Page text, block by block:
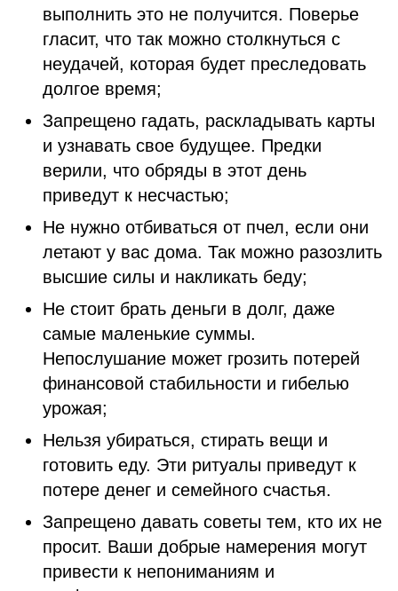
выполнить это не получится. Поверье
гласит, что так можно столкнуться с
неудачей, которая будет преследовать
долгое время;
Запрещено гадать, раскладывать карты
и узнавать свое будущее. Предки
верили, что обряды в этот день
приведут к несчастью;
Не нужно отбиваться от пчел, если они
летают у вас дома. Так можно разозлить
высшие силы и накликать беду;
Не стоит брать деньги в долг, даже
самые маленькие суммы.
Непослушание может грозить потерей
финансовой стабильности и гибелью
урожая;
Нельзя убираться, стирать вещи и
готовить еду. Эти ритуалы приведут к
потере денег и семейного счастья.
Запрещено давать советы тем, кто их не
просит. Ваши добрые намерения могут
привести к непониманиям и